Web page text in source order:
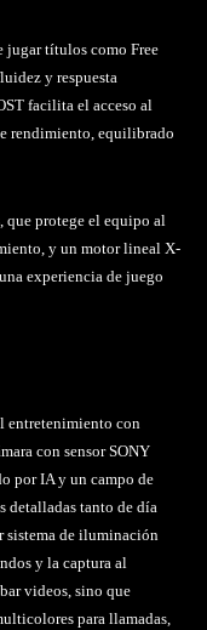
jugar títulos como Free
y respuesta
facilita el acceso al
rendimiento, equilibrado
que protege el equipo al
y un motor lineal X-
experiencia de juego
entretenimiento con
con sensor SONY
por IA y un campo de
detalladas tanto de día
sistema de iluminación
y la captura al
videos, sino que
para llamadas,